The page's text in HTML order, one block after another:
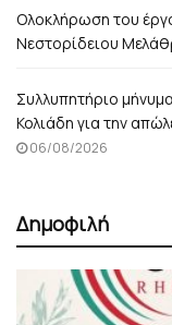
Ολοκλήρωση του
Νεστορίδειου
Συλλυπητήριο
Κολιάδη για την
06/08/2026
Δημοφιλή